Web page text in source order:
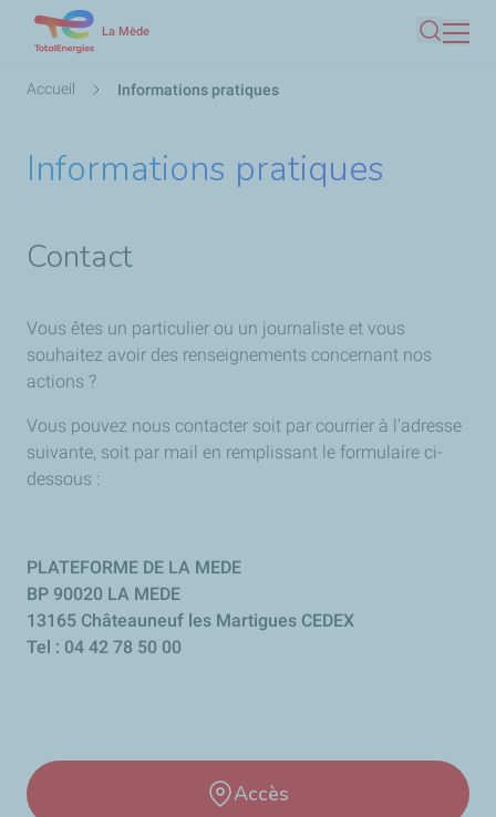
contenu
La Mède
Fil
Accueil Informations pratiques
Informations pratiques
Contact
Vous êtes un particulier ou un journaliste et vous
souhaitez avoir des renseignements concernant nos
actions ?
Vous pouvez nous contacter soit par courrier à l'adresse
suivante, soit par mail en remplissant le formulaire ci-
dessous :
PLATEFORME DE LA MEDE
BP 90020 LA MEDE
13165 Châteauneuf les Martigues CEDEX
Tel : 04 42 78 50 00
Accès